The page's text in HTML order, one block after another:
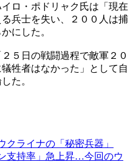
ロ・ポドリャク氏は「現在
兵士を失い、２００人は捕
にした。
５日の戦闘過程で敵軍２０
牲者はなかった」として自
た。
クライナの「秘密兵器」
支持率」急上昇…今回のウ